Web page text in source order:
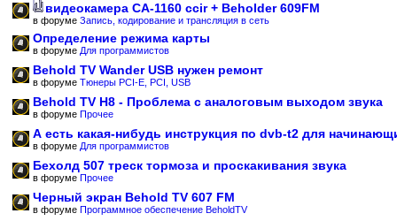
видеокамера CA-1160 ccir + Beholder 609FM
в форуме Запись, кодирование и трансляция в сеть
Определение режима карты
в форуме Для программистов
Behold TV Wander USB нужен ремонт
в форуме Тюнеры PCI-E, PCI, USB
Behold TV H8 - Проблема с аналоговым выходом звука
в форуме Прочее
А есть какая-нибудь инструкция по dvb-t2 для
в форуме Для программистов
Бехолд 507 треск тормоза и проскакивания звука
в форуме Прочее
Черный экран Behold TV 607 FM
в форуме Программное обеспечение BeholdTV